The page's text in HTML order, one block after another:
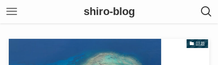
shiro-blog
話題